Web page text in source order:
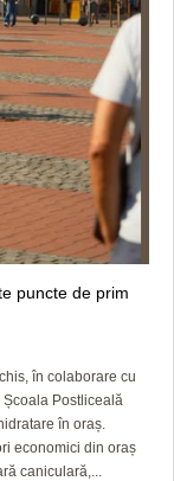
puncte de prim
în colaborare cu
Postliceală
în oraș.
economici din oraș
caniculară,...